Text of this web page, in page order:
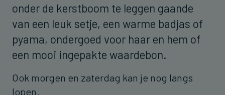
onder de kerstboom te leggen gaande
van een leuk setje, een warme badjas of
pyama, ondergoed voor haar en hem of
een mooi ingepakte waardebon.
Ook morgen en zaterdag kan je nog langs
lopen.